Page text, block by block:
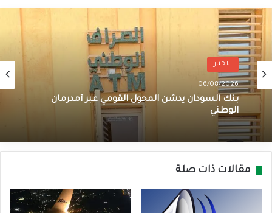
الاخبار
06/08/2026
بنك السودان يدشن المحول القومي عبر أمدرمان
الوطني
مقالات ذات صلة